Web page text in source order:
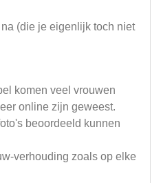
(die je eigenlijk toch niet
komen veel vrouwen
online zijn geweest.
beoordeeld kunnen
verhouding zoals op elke